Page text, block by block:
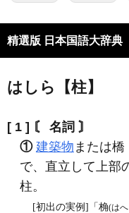
精選版 日本国語大辞典
はしら【柱】
[ 1 ] 〘 名詞 〙
① 建築物 または
で、直立して上部
柱。
[初出の実例]「桷(は